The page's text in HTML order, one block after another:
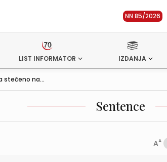
NN 85/2026
LIST INFORMATOR IZDANJA
stečeno na...
Sentence
AA